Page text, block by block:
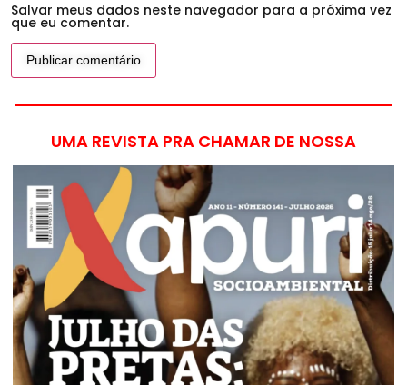
Salvar meus dados neste navegador para a próxima vez
que eu comentar.
UMA REVISTA PRA CHAMAR DE NOSSA